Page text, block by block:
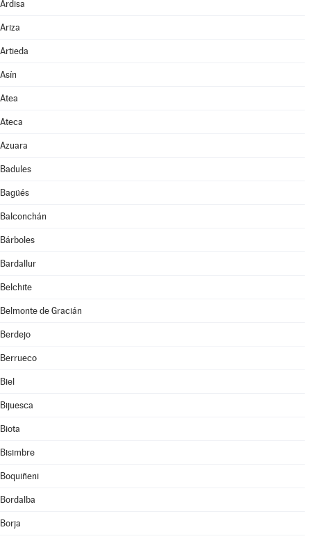
Ardisa
Ariza
Artieda
Asín
Atea
Ateca
Azuara
Badules
Bagüés
Balconchán
Bárboles
Bardallur
Belchite
Belmonte de Gracián
Berdejo
Berrueco
Biel
Bijuesca
Biota
Bisimbre
Boquiñeni
Bordalba
Borja